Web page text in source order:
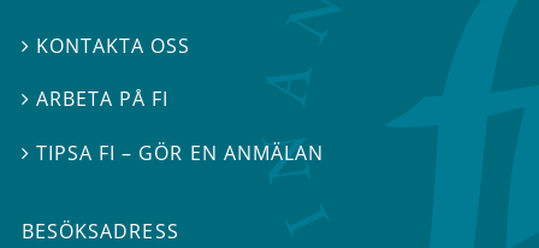
 KONTAKTA OSS
ARBETA PÅ FI
TIPSA FI – GÖR EN ANMÄLAN
BESÖKSADRESS